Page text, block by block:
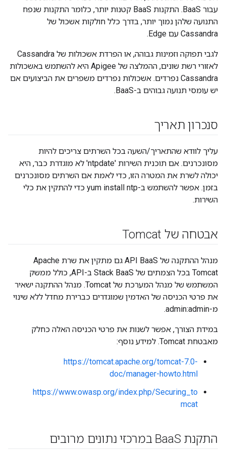
עבור BaaS. התקנות BaaS קטנות יותר, כלומר התקנות שנפח
התנועה שלהן נמוך יותר, בדרך כלל חולקות אשכול של
Cassandra עם Edge.
לגבי תפוקה וזמינות גבוהה, או הפרדת אשכולות של Cassandra
לאזורי רשת שונים, ההמלצה של Apigee היא להשתמש באשכולות
Cassandra נפרדים. אשכולות נפרדים משפרים את הביצועים אם
יש עומסי תנועה גבוהים ב-BaaS.
סנכרון תאריך
עליך לוודא שהתאריך/השעה בכל השרתים צריכים להיות
מסונכרנים. אם תוכנית השירות 'ntpdate' לא מוגדרת כבר, היא
יכולה לשרת את המטרה הזו, כדי לאמת אם השרתים מסונכרנים
בזמן. אפשר להשתמש ב-yum install ntp כדי להתקין את כלי
השירות.
אבטחה של Tomcat
מנהל ההתקנה של API BaaS גם מתקין את שרת Apache
Tomcat בכל הצמתים של Stack BaaS ב-API, כולל ממשק
המשתמש של מנהל המערכת של Tomcat. מנהל ההתקנה ישאיר
את פרטי הכניסה של האדמין שמוגדרים כברירת מחדל ללא שינוי
מ-admin:admin.
במידת הצורך, אפשר לשנות את פרטי הכניסה האלה כחלק
מאבטחת Tomcat. למידע נוסף:
https://tomcat.apache.org/tomcat-7.0-
doc/manager-howto.html
https://www.owasp.org/index.php/Securing_to
mcat
התקנת Baa S במרכזי נתונים מרובים